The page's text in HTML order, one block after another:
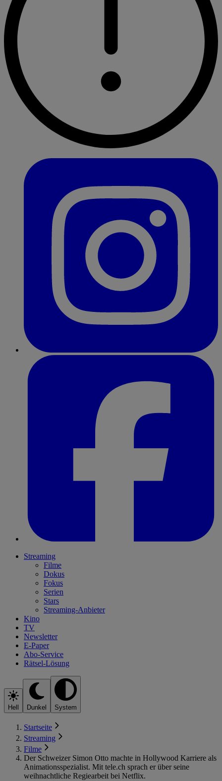
Streaming
Filme
Dokus
Fokus
Serien
Stars
Streaming-Anbieter
Kino
TV
Newsletter
E-Paper
Abo-Service
Rätsel-Lösung
Hell Dunkel System
Startseite
Streaming
Filme
Der Schweizer Simon Otto machte in Hollywood Karriere als
Animationsspezialist. Mit tele.ch sprach er über seine
weihnachtliche Regiearbeit bei Netflix.